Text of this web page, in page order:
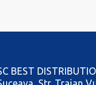
BEST